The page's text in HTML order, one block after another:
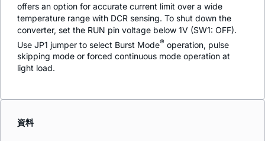
offers an option for accurate current limit over a wide
temperature range with DCR sensing. To shut down the
converter, set the RUN pin voltage below 1V (SW1: OFF).
Use JP1 jumper to select Burst Mode® operation, pulse
skipping mode or forced continuous mode operation at
light load.
資料